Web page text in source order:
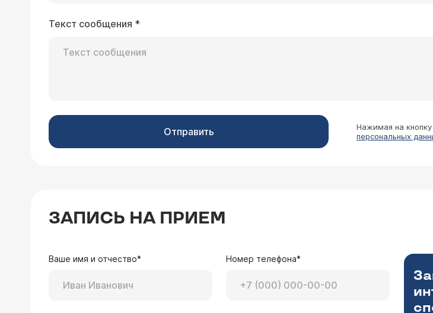
Текст сообщения *
Отправить Нажимая на
персональных
ЗАПИСЬ НА ПРИЕМ
Ваше имя и отчество* Номер телефона*